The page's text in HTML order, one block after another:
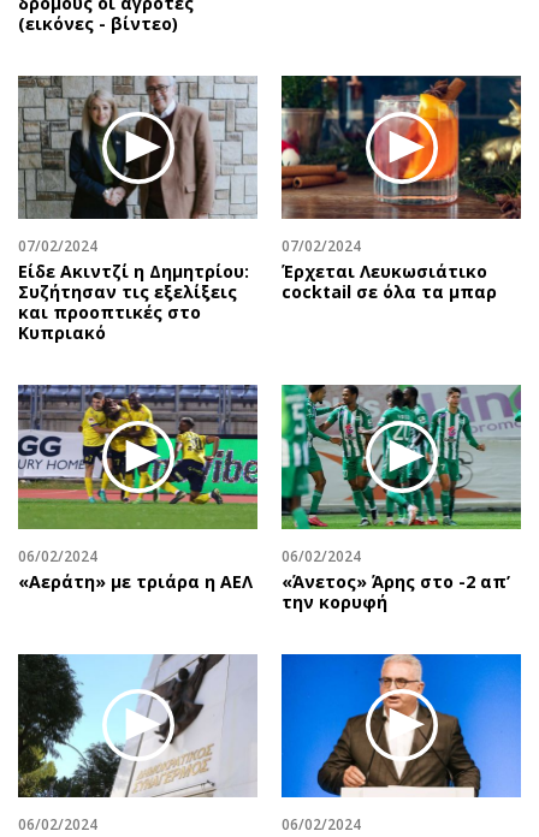
(εικόνες - βίντεο)
07/02/2024
Είδε Ακιντζί η Δημητρίου:
Συζήτησαν τις εξελίξεις
και προοπτικές στο
Κυπριακό
07/02/2024
Έρχεται Λευκωσιάτικο
cocktail σε όλα τα μπαρ
06/02/2024
«Αεράτη» με τριάρα η ΑΕΛ
06/02/2024
«Άνετος» Άρης στο -2 απ’
την κορυφή
06/02/2024 06/02/2024